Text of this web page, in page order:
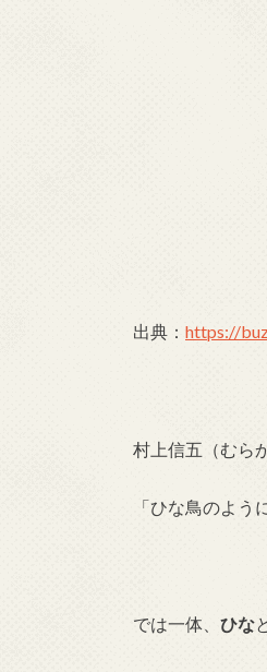
出典： https://
村上信五（むら
「ひな鳥のよう
では一体、 ひな